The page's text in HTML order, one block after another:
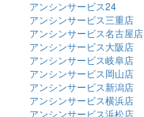
アンシンサービス24
アンシンサービス三重店
アンシンサービス名古屋店
アンシンサービス大阪店
アンシンサービス岐阜店
アンシンサービス岡山店
アンシンサービス新潟店
アンシンサービス横浜店
アンシンサービス浜松店